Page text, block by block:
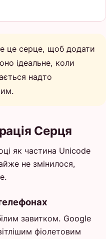
це серце, щоб додати
ідеальне, коли
надто
Серця
як частина Unicode
не змінилося,
завитком. Google
фіолетовим